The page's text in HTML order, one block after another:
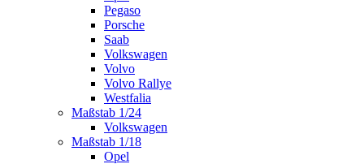
Pegaso
Porsche
Saab
Volkswagen
Volvo
Volvo Rallye
Westfalia
Maßstab 1/24
Volkswagen
Maßstab 1/18
Opel